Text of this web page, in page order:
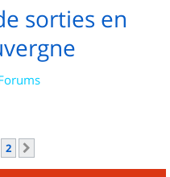
sorties en
2